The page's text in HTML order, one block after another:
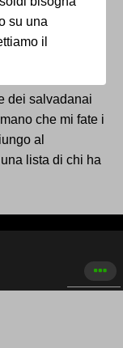
su una
il
dei salvadanai
che mi fate i
al
lista di chi ha